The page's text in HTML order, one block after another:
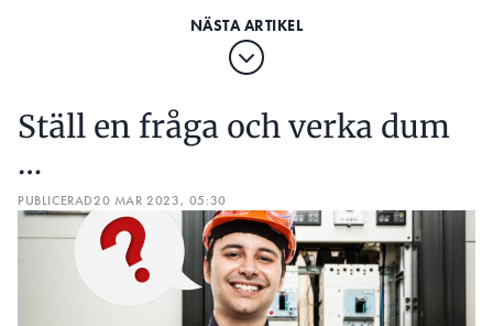
Ställ en fråga och verka dum
…
PUBLICERAD20 MAR 2023, 05:30